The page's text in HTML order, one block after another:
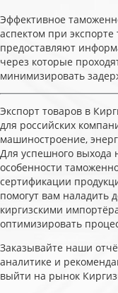
Эффективное
аспектом при
предоставляют
через которые
минимизировать
Экспорт товаров в
для российских
машиностроение,
Для успешного выхода
особенности
сертификации
помогут вам наладить
киргизскими
оптимизировать
Заказывайте наши
аналитике и
выйти на рынок